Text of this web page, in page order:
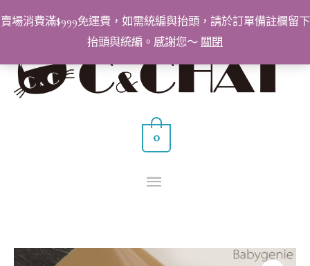
賣場消費滿$999免運費，如需統編與抬頭，請於訂單備註欄留下
抬頭與統編。感謝您～ 關閉
至
要
選
0
BabyGenie